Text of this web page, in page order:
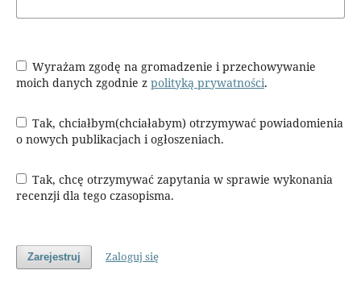
Wyrażam zgodę na gromadzenie i przechowywanie
moich danych zgodnie z polityką prywatności.
Tak, chciałbym(chciałabym) otrzymywać powiadomienia
o nowych publikacjach i ogłoszeniach.
Tak, chcę otrzymywać zapytania w sprawie wykonania
recenzji dla tego czasopisma.
Zarejestruj Zaloguj się